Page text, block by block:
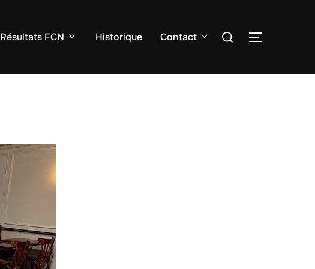
Résultats FCN Historique Contact
Rechercher :